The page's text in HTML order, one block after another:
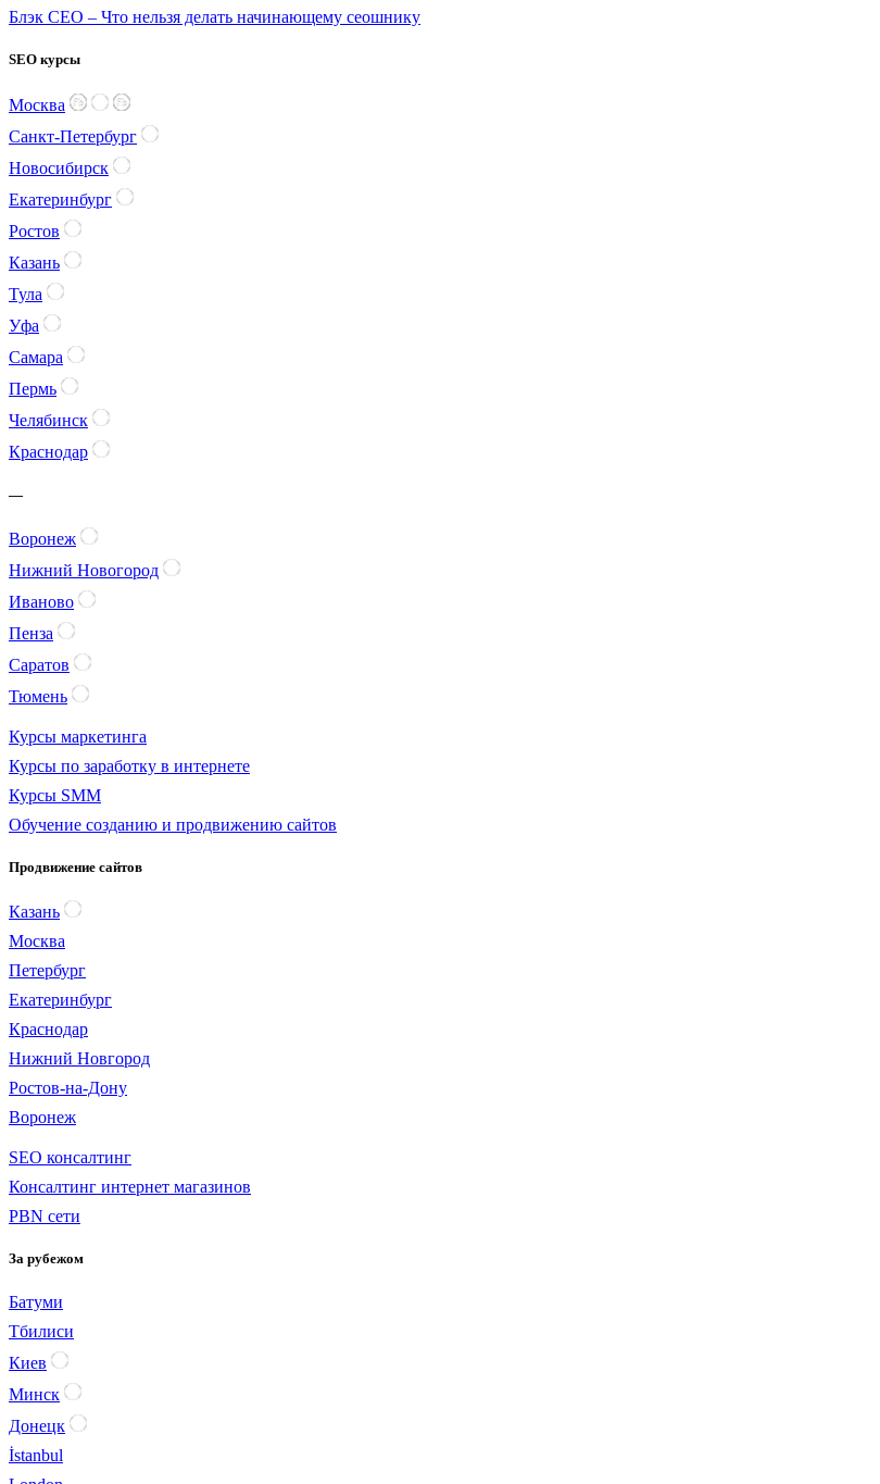
Блэк СЕО – Что нельзя делать начинающему сеошнику
SEO курсы
Москва
Санкт-Петербург
Новосибирск
Екатеринбург
Ростов
Казань
Тула
Уфа
Самара
Пермь
Челябинск
Краснодар
—
Воронеж
Нижний Новогород
Иваново
Пенза
Саратов
Тюмень
Курсы маркетинга
Курсы по заработку в интернете
Курсы SMM
Обучение созданию и продвижению сайтов
Продвижение сайтов
Казань
Москва
Петербург
Екатеринбург
Краснодар
Нижний Новгород
Ростов-на-Дону
Воронеж
SEO консалтинг
Консалтинг интернет магазинов
PBN сети
За рубежом
Батуми
Тбилиси
Киев
Минск
Донецк
İstanbul